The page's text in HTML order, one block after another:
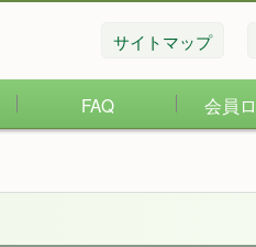
サイトマップ
FAQ 会員